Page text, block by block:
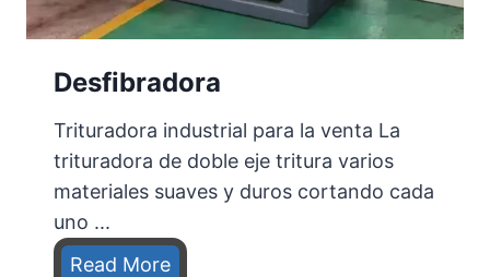
l
s
Desfibradora
Trituradora industrial para la venta La
trituradora de doble eje tritura varios
materiales suaves y duros cortando cada
uno ...
Read MoreD